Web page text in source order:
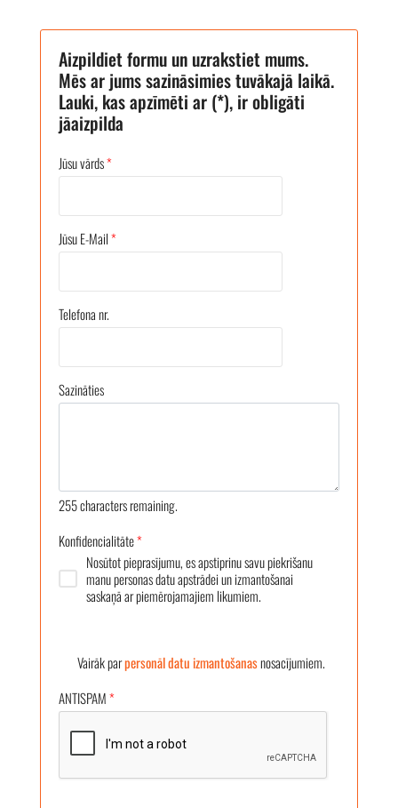
Aizpildiet formu un uzrakstiet mums.
Mēs ar jums sazināsimies tuvākajā laikā.
Lauki, kas apzīmēti ar (*), ir obligāti
jāaizpilda
Jūsu vārds*
Jūsu E-Mail*
Telefona nr.
Sazināties
255characters remaining.
Konfidencialitāte*
Nosūtot pieprasījumu, es apstiprinu savu piekrišanu
manu personas datu apstrādei un izmantošanai
saskaņā ar piemērojamajiem likumiem.
Vairāk parpersonāl datu izmantošanasnosacījumiem.
ANTISPAM*